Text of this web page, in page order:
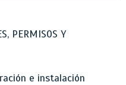
PERMISOS Y
e instalación